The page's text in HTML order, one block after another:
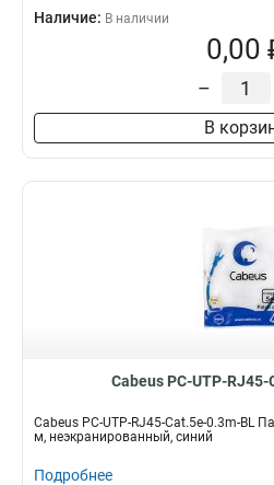
Наличие: В наличии
0,00
–
В
Cabeus PC-UTP-
Cabeus PC-UTP-RJ45-Cat.5e-0.3m-BL
м, неэкранированный, синий
Подробнее